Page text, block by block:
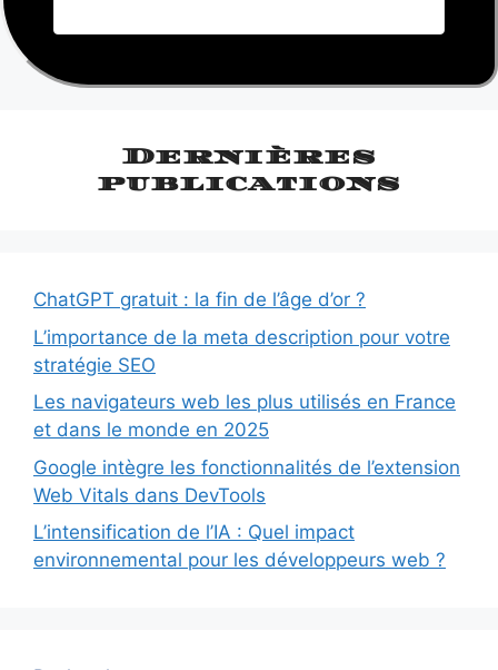
Dernières
publications
ChatGPT gratuit : la fin de l’âge d’or ?
L’importance de la meta description pour votre
stratégie SEO
Les navigateurs web les plus utilisés en France
et dans le monde en 2025
Google intègre les fonctionnalités de l’extension
Web Vitals dans DevTools
L’intensification de l’IA : Quel impact
environnemental pour les développeurs web ?